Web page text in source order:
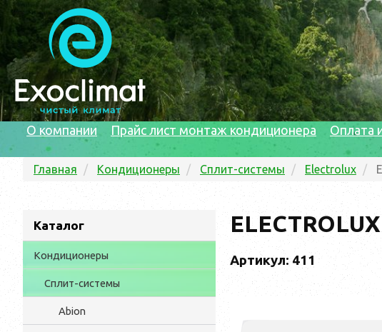
О компании Прайс лист монтаж кондиционера Оплата
Главная Кондиционеры Сплит-системы Electrolux
Каталог
Кондиционеры
Сплит-системы
Abion
Артикул: 411